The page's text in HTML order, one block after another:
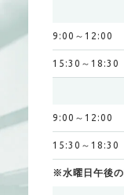
9:00～12:00
15:30～18:30
9:00～12:00
15:30～18:30
※水曜日午後の